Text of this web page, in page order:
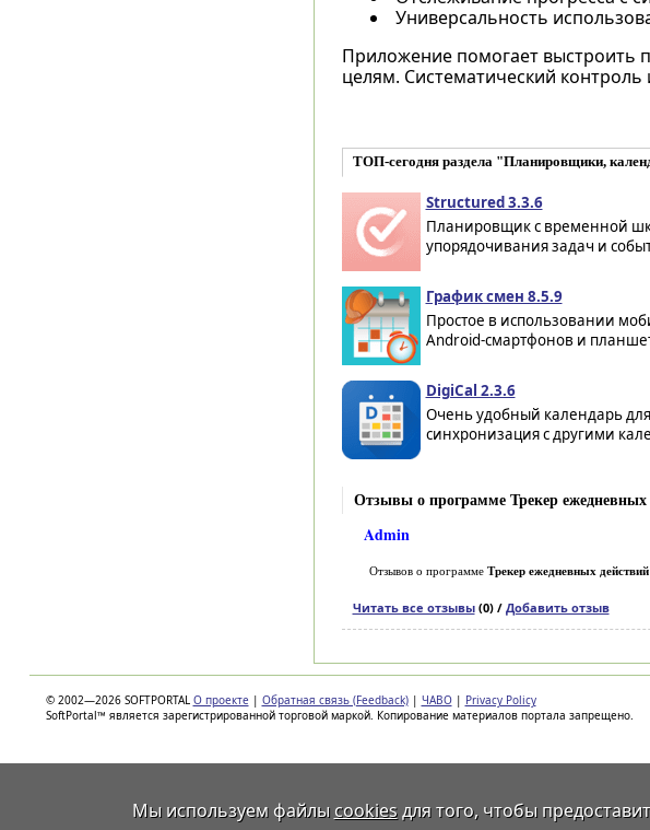
Универсальность
Приложение помогает выстроить
целям. Систематический
ТОП-сегодня раздела "Планировщики,
Structured 3.3.6
Планировщик с временной
упорядочивания задач и
График смен 8.5.9
Простое в использовании
Android-смартфонов и
DigiCal 2.3.6
Очень удобный календарь
синхронизация с другими
Отзывы о программе Трекер ежедневных
Admin
Отзывов о программе Трекер ежедневных
Читать все отзывы(0) / Добавить отзыв
© 2002—2026 SOFTPORTAL О проекте | Обратная связь (Feedback) | ЧАВО | Privacy Policy
SoftPortal™ является зарегистрированной торговой маркой. Копирование материалов портала запрещено.
Мы используем файлы cookiesдля того, чтобы